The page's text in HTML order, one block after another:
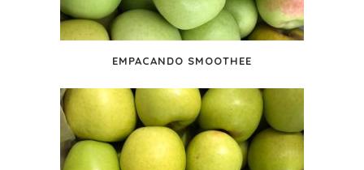
EMPACANDO SMOOTHEE